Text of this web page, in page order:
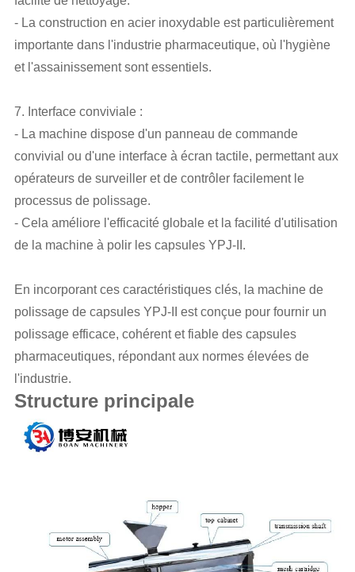
- La construction en acier inoxydable est particulièrement
importante dans l'industrie pharmaceutique, où l'hygiène
et l'assainissement sont essentiels.
7. Interface conviviale :
- La machine dispose d'un panneau de commande
convivial ou d'une interface à écran tactile, permettant aux
opérateurs de surveiller et de contrôler facilement le
processus de polissage.
- Cela améliore l'efficacité globale et la facilité d'utilisation
de la machine à polir les capsules YPJ-II.
En incorporant ces caractéristiques clés, la machine de
polissage de capsules YPJ-II est conçue pour fournir un
polissage efficace, cohérent et fiable des capsules
pharmaceutiques, répondant aux normes élevées de
l'industrie.
Structure principale